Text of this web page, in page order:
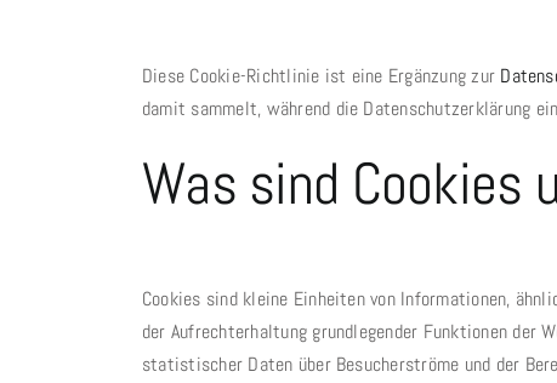
Diese Cookie-Richtlinie ist eine Ergänzung zur
damit sammelt, während die Datenschutzerklärung
Was sind Cookies
Cookies sind kleine Einheiten von Informationen,
der Aufrechterhaltung grundlegender Funktionen der
statistischer Daten über Besucherströme und der